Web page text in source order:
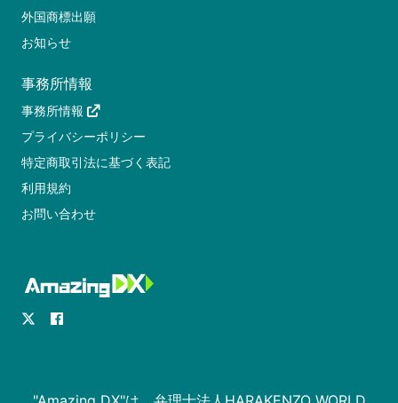
外国商標出願
お知らせ
事務所情報
事務所情報
プライバシーポリシー
特定商取引法に基づく表記
利用規約
お問い合わせ